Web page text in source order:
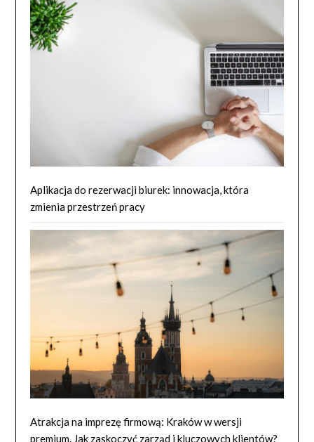
Aplikacja do rezerwacji biurek: innowacja, która
zmienia przestrzeń pracy
Atrakcja na imprezę firmową: Kraków w wersji
premium. Jak zaskoczyć zarząd i kluczowych klientów?